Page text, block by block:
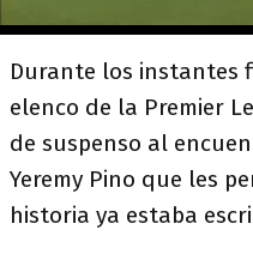
Durante los instantes
elenco de la Premier
de suspenso al
Yeremy Pino que les
historia ya estaba